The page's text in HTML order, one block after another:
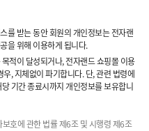
를 받는 동안 회원의 개인정보는 전자랜
을 위해 이용하게 됩니다.
적이 달성되거나, 전자랜드 쇼핑몰 이용
, 지체없이 파기합니다. 단, 관련 법령에
기간 종료시까지 개인정보를 보유합니
호에 관한 법률 제6조 및 시행령 제6조